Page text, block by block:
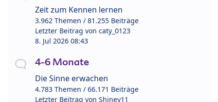
Zeit zum Kennen lernen
3.962 Themen / 81.255 Beiträge
Letzter Beitrag von caty_0123
8. Jul 2026 08:43
4-6 Monate
Die Sinne erwachen
4.783 Themen / 66.171 Beiträge
Letzter Beitrag von Shiney11